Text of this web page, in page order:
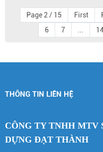
Page 2 / 15 First
6
7
THÔNG TIN LIÊN HỆ
CÔNG TY TNHH MTV
DỰNG ĐẠT THÀNH